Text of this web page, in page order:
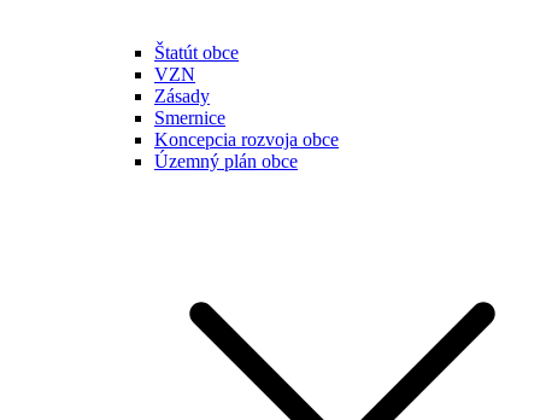
Štatút obce
VZN
Zásady
Smernice
Koncepcia rozvoja obce
Územný plán obce